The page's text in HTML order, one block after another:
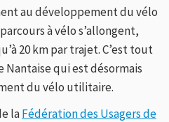
au développement du vélo
à vélo s’allongent,
20 km par trajet. C’est tout
qui est désormais
du vélo utilitaire.
laFédération des Usagers de